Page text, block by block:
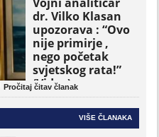
Vojni analitičar
dr. Vilko Klasan
upozorava : “Ovo
nije primirje ,
nego početak
svjetskog rata!”
(Video)
Pročitaj čitav članak
VIŠE ČLANAKA